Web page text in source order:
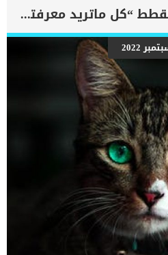
البطن. اقرا ايضا:الاسباب الكامنة
هو حالة غير مريحة لأن تراكم
والأمعاء فيسبب صعوبات في
في البطن ، وانخفاض الطاقة. يعتبر
يسبب الاستسقاء احد العلامات الدالة
الاستسقاء عند القطط تؤثر كمية
فى العضو المصاب عندما تكون
لا تظهر أي أعراض ويلزم إجراء الأشعة
الاستسقاء بدقة. […]
عدوى الخميرة عند القطط “كل ماتريد معرفته”